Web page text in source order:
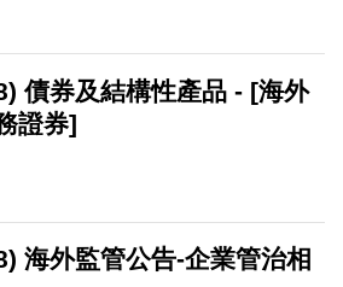
債券及結構性產品 - [海外
證券]
海外監管公告-企業管治相